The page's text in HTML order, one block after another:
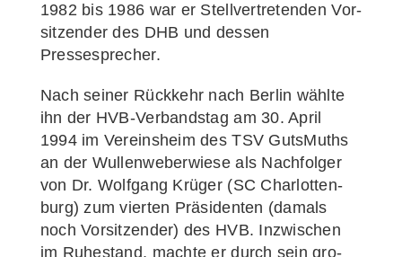
1982 bis 1986 war er Stell­ver­tre­ten­den Vor­
sit­zen­der des DHB und des­sen
Pressesprecher.
Nach sei­ner Rück­kehr nach Ber­lin wähl­te
ihn der HVB-Ver­­­band­s­­tag am 30. April
1994 im Ver­eins­heim des TSV Guts­Muths
an der Wul­len­we­ber­wie­se als Nach­fol­ger
von Dr. Wolf­gang Krü­ger (SC Char­lot­ten­
burg) zum vier­ten Prä­si­den­ten (damals
noch Vor­sit­zen­der) des HVB. Inzwi­schen
im Ruhe­stand, mach­te er durch sein gro­